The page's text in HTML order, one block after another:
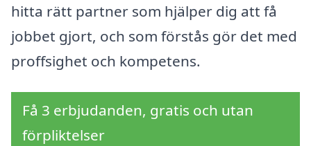
hitta rätt partner som hjälper dig att få
jobbet gjort, och som förstås gör det med
proffsighet och kompetens.
Få 3 erbjudanden, gratis och utan
förpliktelser